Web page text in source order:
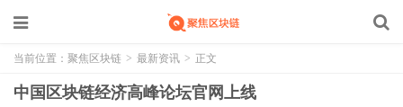
当前位置： 聚焦区块链 > 最新资讯 > 正文
中国区块链经济高峰论坛官网上线